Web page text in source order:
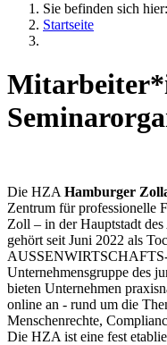
Sie befinden sich hier:
Startseite
Die HZA Hamburger
Zentrum für professionelle
Zoll – in der Hauptstadt
gehört seit Juni 2022 als
Unternehmensgruppe des
bieten Unternehmen
online an - rund um die
Menschenrechte,
Die HZA ist eine fest